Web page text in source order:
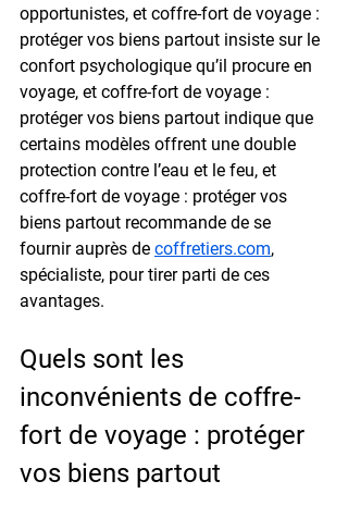
opportunistes, et coffre-fort de voyage :
protéger vos biens partout insiste sur le
confort psychologique qu’il procure en
voyage, et coffre-fort de voyage :
protéger vos biens partout indique que
certains modèles offrent une double
protection contre l’eau et le feu, et
coffre-fort de voyage : protéger vos
biens partout recommande de se
fournir auprès de coffretiers.com,
spécialiste, pour tirer parti de ces
avantages.
Quels sont les
inconvénients de coffre-
fort de voyage : protéger
vos biens partout